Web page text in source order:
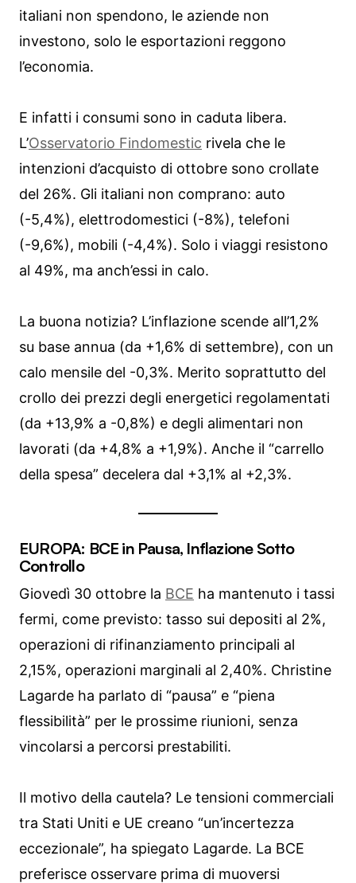
italiani non spendono, le aziende non
investono, solo le esportazioni reggono
l’economia.
E infatti i consumi sono in caduta libera.
L’Osservatorio Findomestic rivela che le
intenzioni d’acquisto di ottobre sono crollate
del 26%. Gli italiani non comprano: auto
(-5,4%), elettrodomestici (-8%), telefoni
(-9,6%), mobili (-4,4%). Solo i viaggi resistono
al 49%, ma anch’essi in calo.
La buona notizia? L’inflazione scende all’1,2%
su base annua (da +1,6% di settembre), con un
calo mensile del -0,3%. Merito soprattutto del
crollo dei prezzi degli energetici regolamentati
(da +13,9% a -0,8%) e degli alimentari non
lavorati (da +4,8% a +1,9%). Anche il “carrello
della spesa” decelera dal +3,1% al +2,3%.
EUROPA: BCE in Pausa, Inflazione Sotto
Controllo
Giovedì 30 ottobre la BCE ha mantenuto i tassi
fermi, come previsto: tasso sui depositi al 2%,
operazioni di rifinanziamento principali al
2,15%, operazioni marginali al 2,40%. Christine
Lagarde ha parlato di “pausa” e “piena
flessibilità” per le prossime riunioni, senza
vincolarsi a percorsi prestabiliti.
Il motivo della cautela? Le tensioni commerciali
tra Stati Uniti e UE creano “un’incertezza
eccezionale”, ha spiegato Lagarde. La BCE
preferisce osservare prima di muoversi